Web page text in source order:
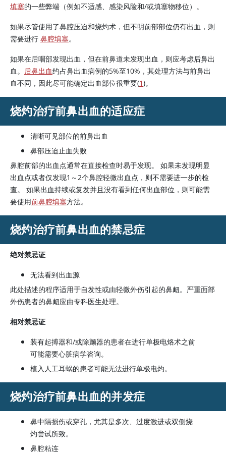
填塞的一些弊端（例如不适感、感染风险和/或填塞物移位）。
如果尽管使用了鼻腔压迫和烧灼术，但不明前部部位仍有出血，则
需要进行 鼻腔填塞。
如果在后咽部发现出血，但在前鼻道未发现出血，则应考虑后鼻出
血。 后鼻出血约占鼻出血病例的5%至10%，其处理方法与前鼻出
血不同，因此尽可能确定出血部位很重要(1)。
烧灼治疗前鼻出血的适应症
清晰可见部位的前鼻出血
鼻部压迫止血失败
鼻腔前部的出血点通常在直接检查时易于发现。 如果未发现明显
出血点或者仅发现1～2个鼻腔轻微出血点，则不需要进一步的检
查。 如果出血持续或复发并且没有看到任何出血部位，则可能需
要使用前鼻腔填塞方法。
烧灼治疗前鼻出血的禁忌症
绝对禁忌证
无法看到出血源
此处描述的程序适用于自发性或由轻微外伤引起的鼻衄。严重面部
外伤患者的鼻衄应由专科医生处理。
相对禁忌证
装有起搏器和/或除颤器的患者在进行单极电烙术之前
可能需要心脏病学咨询。
植入人工耳蜗的患者可能无法进行单极电灼。
烧灼治疗前鼻出血的并发症
鼻中隔损伤或穿孔，尤其是多次、过度激进或双侧烧
灼尝试所致。
鼻腔粘连